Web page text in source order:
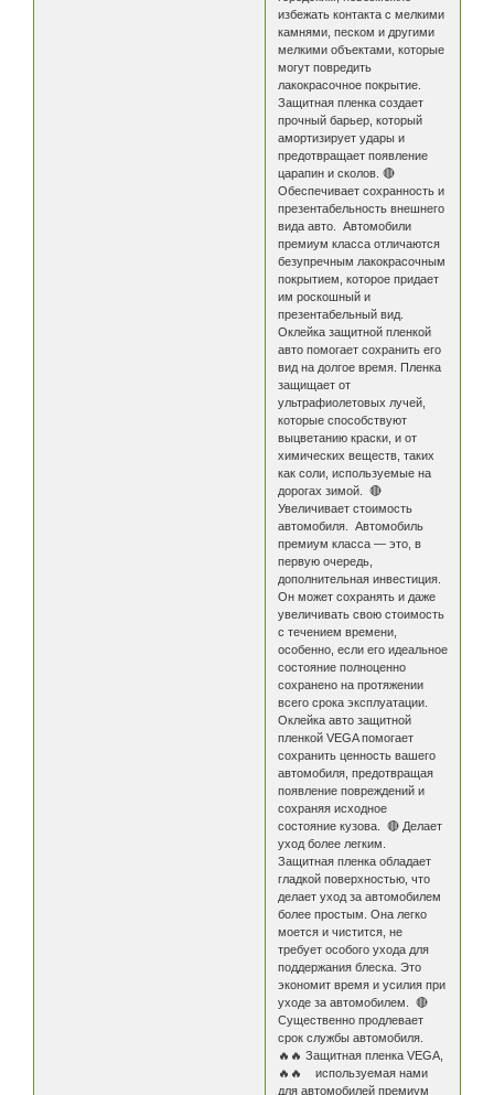
избежать контакта с мелкими
камнями, песком и другими
мелкими объектами, которые
могут повредить
лакокрасочное покрытие.
Защитная пленка создает
прочный барьер, который
амортизирует удары и
предотвращает появление
царапин и сколов. 🔴
Обеспечивает сохранность и
презентабельность внешнего
вида авто. Автомобили
премиум класса отличаются
безупречным лакокрасочным
покрытием, которое придает
им роскошный и
презентабельный вид.
Оклейка защитной пленкой
авто помогает сохранить его
вид на долгое время. Пленка
защищает от
ультрафиолетовых лучей,
которые способствуют
выцветанию краски, и от
химических веществ, таких
как соли, используемые на
дорогах зимой. 🔴
Увеличивает стоимость
автомобиля. Автомобиль
премиум класса — это, в
первую очередь,
дополнительная инвестиция.
Он может сохранять и даже
увеличивать свою стоимость
с течением времени,
особенно, если его идеальное
состояние полноценно
сохранено на протяжении
всего срока эксплуатации.
Оклейка авто защитной
пленкой VEGA помогает
сохранить ценность вашего
автомобиля, предотвращая
появление повреждений и
сохраняя исходное
состояние кузова. 🔴 Делает
уход более легким.
Защитная пленка обладает
гладкой поверхностью, что
делает уход за автомобилем
более простым. Она легко
моется и чистится, не
требует особого ухода для
поддержания блеска. Это
экономит время и усилия при
уходе за автомобилем. 🔴
Существенно продлевает
срок службы автомобиля.
🔥🔥 Защитная пленка VEGA,
🔥🔥 используемая нами
для автомобилей премиум